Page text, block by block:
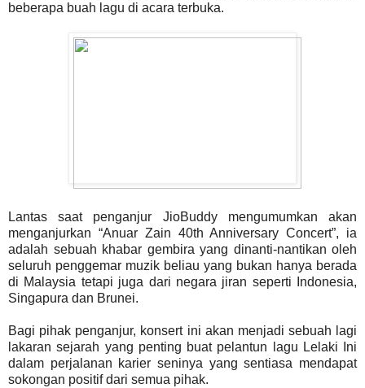
beberapa buah lagu di acara terbuka.
Lantas saat penganjur JioBuddy mengumumkan akan
menganjurkan “Anuar Zain 40th Anniversary Concert”, ia
adalah sebuah khabar gembira yang dinanti-nantikan oleh
seluruh penggemar muzik beliau yang bukan hanya berada
di Malaysia tetapi juga dari negara jiran seperti Indonesia,
Singapura dan Brunei.
Bagi pihak penganjur, konsert ini akan menjadi sebuah lagi
lakaran sejarah yang penting buat pelantun lagu Lelaki Ini
dalam perjalanan karier seninya yang sentiasa mendapat
sokongan positif dari semua pihak.